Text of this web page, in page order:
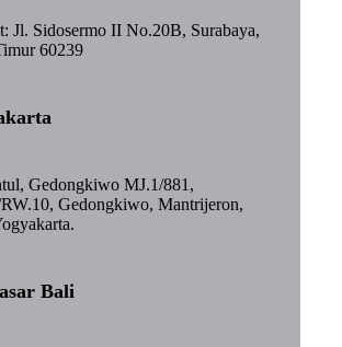
Jl. Sidosermo II No.20B, Surabaya,
60239
Gedongkiwo MJ.1/881,
Gedongkiwo, Mantrijeron,
Bali